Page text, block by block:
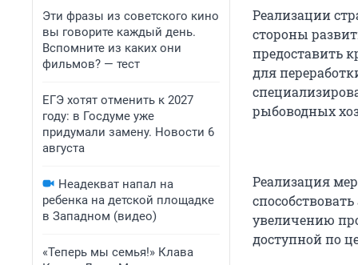
Эти фразы из советского кино
вы говорите каждый день.
Вспомните из каких они
фильмов? — тест
ЕГЭ хотят отменить к 2027
году: в Госдуме уже
придумали замену. Новости 6
августа
Неадекват напал на
ребенка на детской площадке
в Западном (видео)
«Теперь мы семья!» Клава
Реализации
стороны
предоставить
для
рыбоводных
Реализация
увеличению
доступной по